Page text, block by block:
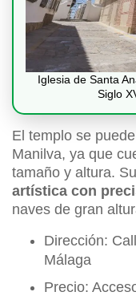
Iglesia de Santa
Siglo
El templo se
Manilva, ya que
tamaño y altura.
artística con
naves de gran
Dirección:
Málaga
Precio: